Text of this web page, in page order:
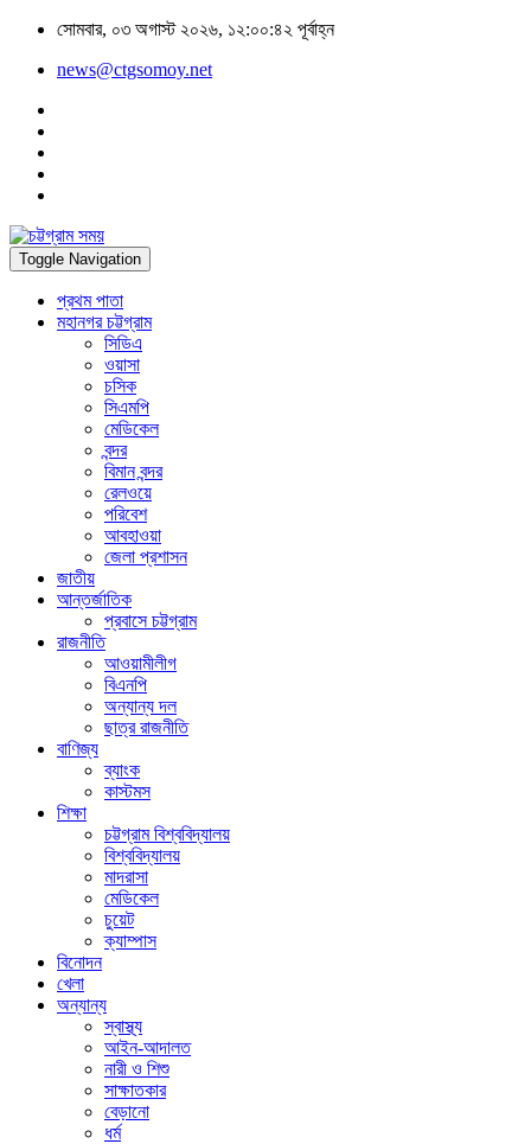
সোমবার, ০৩ অগাস্ট ২০২৬, ১২:০০:৪২ পূর্বাহ্ন
news@ctgsomoy.net
Toggle Navigation
প্রথম পাতা
মহানগর চট্টগ্রাম
সিডিএ
ওয়াসা
চসিক
সিএমপি
মেডিকেল
বন্দর
বিমান বন্দর
রেলওয়ে
পরিবেশ
আবহাওয়া
জেলা প্রশাসন
জাতীয়
আন্তর্জাতিক
প্রবাসে চট্টগ্রাম
রাজনীতি
আওয়ামীলীগ
বিএনপি
অন্যান্য দল
ছাত্র রাজনীতি
বাণিজ্য
ব্যাংক
কাস্টমস
শিক্ষা
চট্টগ্রাম বিশ্ববিদ্যালয়
বিশ্ববিদ্যালয়
মাদরাসা
মেডিকেল
চুয়েট
ক্যাম্পাস
বিনোদন
খেলা
অন্যান্য
স্বাস্থ্য
আইন-আদালত
নারী ও শিশু
সাক্ষাতকার
বেড়ানো
ধর্ম